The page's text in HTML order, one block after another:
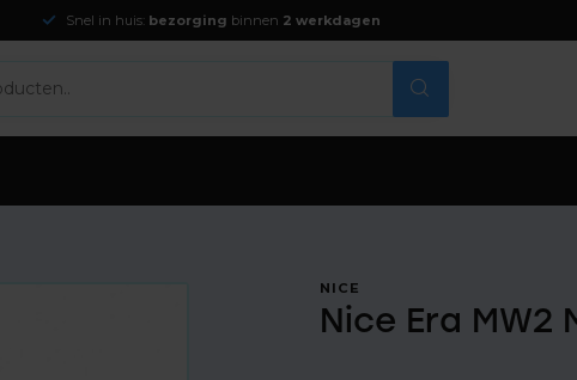
Snel in huis: bezorging binnen 2 werkdagen
NICE
Nice Era MW2